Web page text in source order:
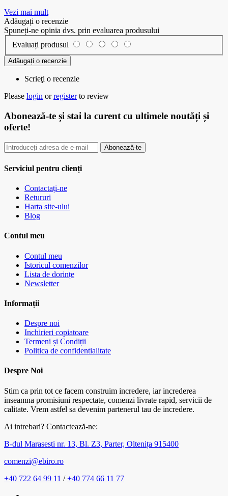
Vezi mai mult
Adăugați o recenzie
Spuneți-ne opinia dvs. prin evaluarea produsului
Evaluați produsul
Adăugați o recenzie
Scrieţi o recenzie
Please login orregisterto review
Abonează-te și stai la curent cu ultimele noutăți și
oferte!
Abonează-te
Serviciul pentru clienți
Contactați-ne
Retururi
Harta site-ului
Blog
Contul meu
Contul meu
Istoricul comenzilor
Lista de dorințe
Newsletter
Informații
Despre noi
Inchirieri copiatoare
Termeni și Condiții
Politica de confidentialitate
Despre Noi
Stim ca prin tot ce facem construim incredere, iar increderea
inseamna promisiuni respectate, comenzi livrate rapid, servicii de
calitate. Vrem astfel sa devenim partenerul tau de incredere.
Ai intrebari? Contactează-ne:
B-dul Marasesti nr. 13, Bl. Z3, Parter, Oltenița 915400
comenzi@ebiro.ro
+40 722 64 99 11 /+40 774 66 11 77